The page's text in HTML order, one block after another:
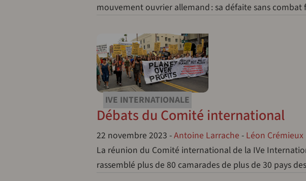
mouvement ouvrier allemand : sa défaite sans
IVE INTERNATIONALE
Débats du Comité international
22 novembre 2023 -Antoine Larrache - Léon Crémieux
La réunion du Comité international de la IVe
rassemblé plus de 80 camarades de plus de 30 pays